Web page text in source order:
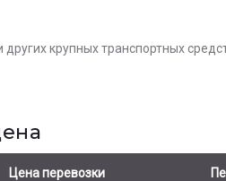
других крупных транспортных
Цена перевозки